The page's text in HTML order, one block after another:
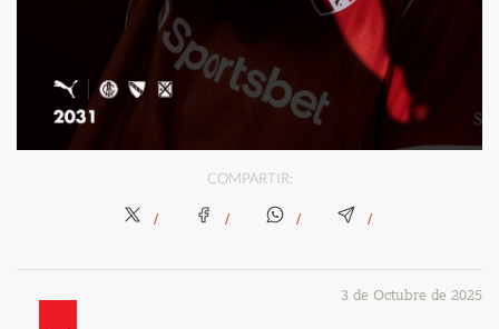
COMPARTIR:
3 de Octubre de 2025